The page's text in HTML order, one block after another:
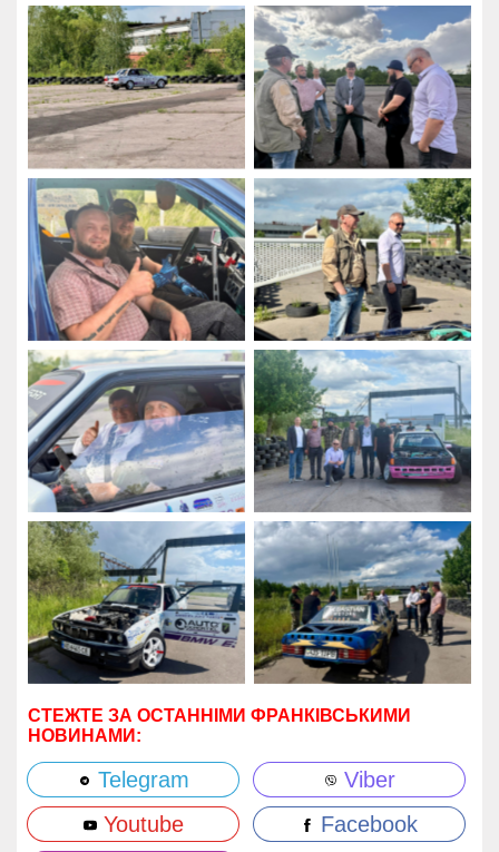
СТЕЖТЕ ЗА ОСТАННІМИ ФРАНКІВСЬКИМИ
НОВИНАМИ:
Telegram
Viber
Youtube
Facebook